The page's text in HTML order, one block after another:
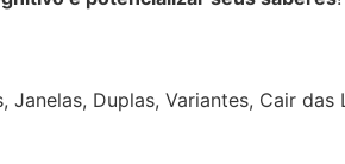
Duplas, Variantes, Cair